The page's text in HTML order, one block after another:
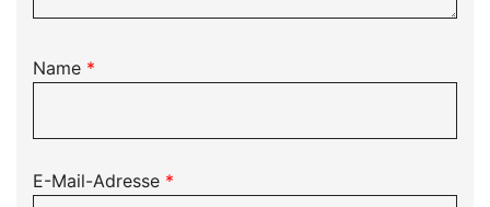
Name *
E-Mail-Adresse *